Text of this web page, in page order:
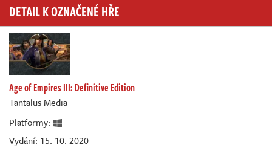
DETAIL K OZNAČENÉ HŘE
Age of Empires III: Definitive Edition
Tantalus Media
Platformy:
Vydání: 15. 10. 2020